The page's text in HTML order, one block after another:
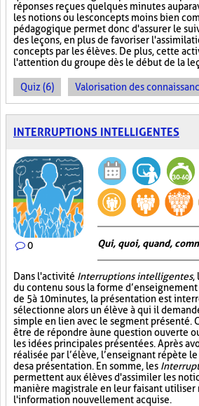
réponses reçues quelques minutes
les notions ou les concepts moins bien
pédagogique permet donc d'assurer le
des leçons, en plus de favoriser
concepts par les élèves. De plus, cette
l'attention du groupe dès le début de la
Quiz (6) Valorisation des
INTERRUPTIONS INTELLIGENTES
0 Qui, quoi, quand,
Dans l'activité Interruptions intelligentes,
du contenu sous la forme
de 5 à 10 minutes, la présentation est
sélectionne alors un élève à qui il
simple en lien avec le segment présenté.
être de répondre à une question ouverte
les idées principales présentées. Après
réalisée par l’élève, l’enseignant répète le
de sa présentation. En somme, les
permettent aux élèves d'assimiler les
manière magistrale en leur faisant utiliser
l'information nouvellement acquise.